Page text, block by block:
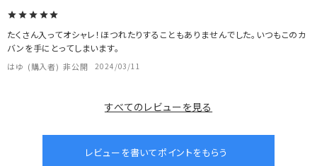
はゆ 購入者 非公開 2024/03/11
たくさん入ってオシャレ！ほつれたりすることもありませんでした。いつもこのカ
バンを手にとってしまいます。
すべてのレビューを見る